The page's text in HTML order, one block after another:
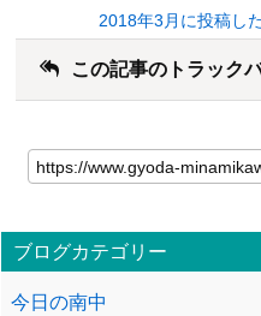
2018年3月に投稿し
この記事のトラック
ブログカテゴリー
今日の南中